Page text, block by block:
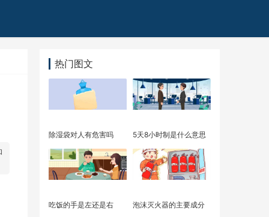
热门图文
​除湿袋对人有危害吗 ​5天8小时制是什么意思
​吃饭的手是左还是右 ​泡沫灭火器的主要成分